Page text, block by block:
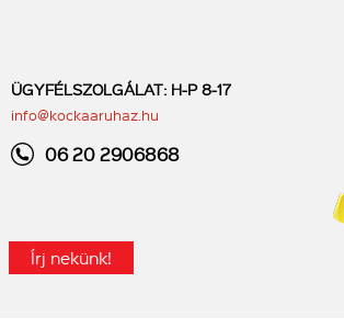
ÜGYFÉLSZOLGÁLAT: H-P 8-17
info@kockaaruhaz.hu
06 20 2906868
Írj nekünk!